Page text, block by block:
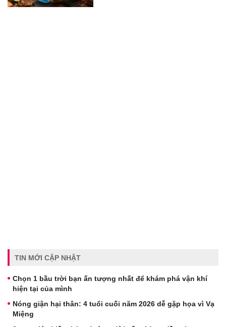
TIN MỚI CẬP NHẬT
Chọn 1 bầu trời bạn ấn tượng nhất để khám phá vận khí
hiện tại của mình
Nóng giận hại thân: 4 tuổi cuối năm 2026 dễ gặp họa vì Vạ
Miệng